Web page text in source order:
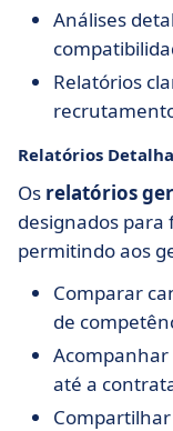
Análises
Relatórios
Relatórios
Os relatórios
designados para
permitindo aos
Comparar
de
Acompanhar
até a